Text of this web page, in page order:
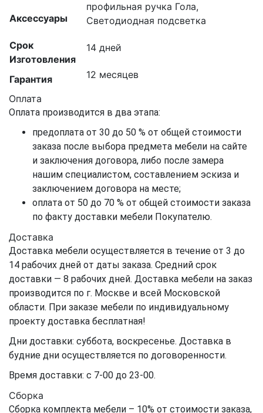
Аксессуары
профильная ручка Гола,
Светодиодная подсветка
Срок
Изготовления
14 дней
Гарантия 12 месяцев
Оплата
Оплата производится в два этапа:
предоплата от 30 до 50 % от общей стоимости
заказа после выбора предмета мебели на сайте
и заключения договора, либо после замера
нашим специалистом, составлением эскиза и
заключением договора на месте;
оплата от 50 до 70 % от общей стоимости заказа
по факту доставки мебели Покупателю.
Доставка
Доставка мебели осуществляется в течение от 3 до
14 рабочих дней от даты заказа. Средний срок
доставки — 8 рабочих дней. Доставка мебели на заказ
производится по г. Москве и всей Московской
области. При заказе мебели по индивидуальному
проекту доставка бесплатная!
Дни доставки: суббота, воскресенье. Доставка в
будние дни осуществляется по договоренности.
Время доставки: с 7-00 до 23-00.
Сборка
Сборка комплекта мебели – 10% от стоимости заказа,